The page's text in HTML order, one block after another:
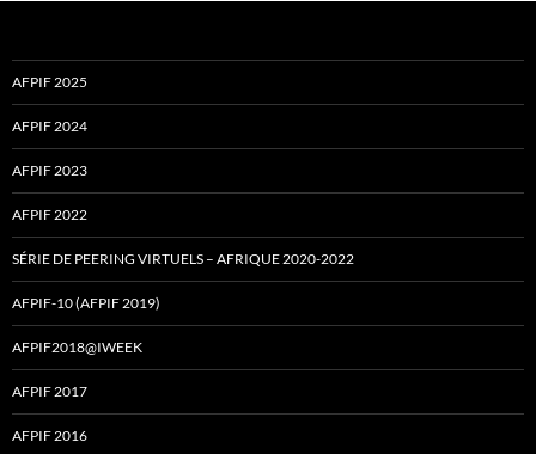
AFPIF 2025
AFPIF 2024
AFPIF 2023
AFPIF 2022
SÉRIE DE PEERING VIRTUELS – AFRIQUE 2020-2022
AFPIF-10 (AFPIF 2019)
AFPIF2018@IWEEK
AFPIF 2017
AFPIF 2016